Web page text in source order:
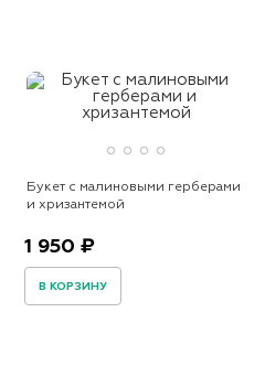
Букет с малиновыми герберами
и хризантемой
1 950 ₽
В КОРЗИНУ